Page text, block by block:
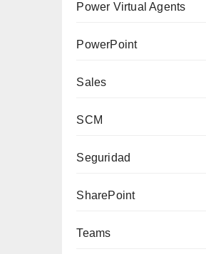
Power Virtual Agents
PowerPoint
Sales
SCM
Seguridad
SharePoint
Teams